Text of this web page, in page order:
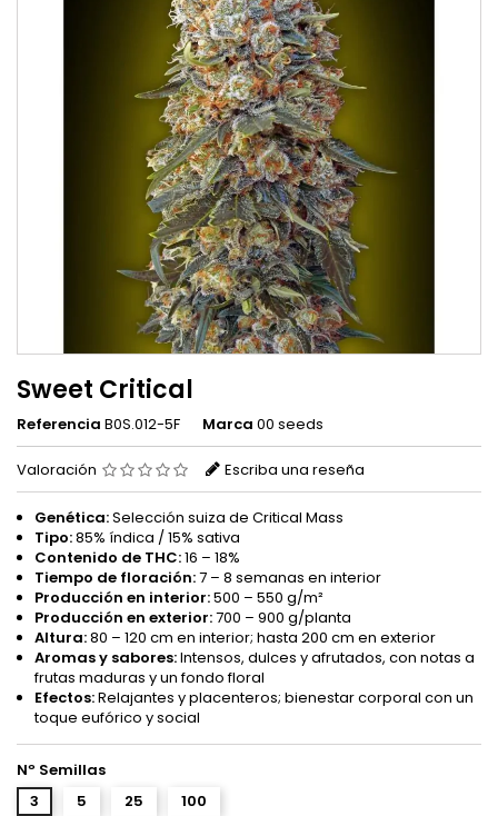
Sweet Critical
Referencia B0S.012-5F Marca 00 seeds
Valoración Escriba una reseña
Genética:Selección suiza de Critical Mass
Tipo:85% índica / 15% sativa
Contenido de THC:16 – 18%
Tiempo de floración:7 – 8 semanas en interior
Producción en interior:500 – 550 g/m²
Producción en exterior:700 – 900 g/planta
Altura:80 – 120 cm en interior; hasta 200 cm en exterior
Aromas y sabores:Intensos, dulces y afrutados, con notas a
frutas maduras y un fondo floral
Efectos:Relajantes y placenteros; bienestar corporal con un
toque eufórico y social
Nº Semillas
3
5 25 100